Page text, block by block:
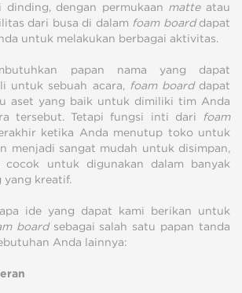
dengan permukaan matteatau
dari busa di dalam foam boarddapat
untuk melakukan berbagai aktivitas.
papan nama yang dapat
untuk sebuah acara, foam boarddapat
aset yang baik untuk dimiliki tim Anda
tersebut. Tetapi fungsi inti dari
foam
ketika Anda menutup toko untuk
menjadi sangat mudah untuk disimpan,
untuk digunakan dalam banyak
yang kreatif.
ide yang dapat kami berikan untuk
boardsebagai salah satu papan tanda
Anda lainnya: